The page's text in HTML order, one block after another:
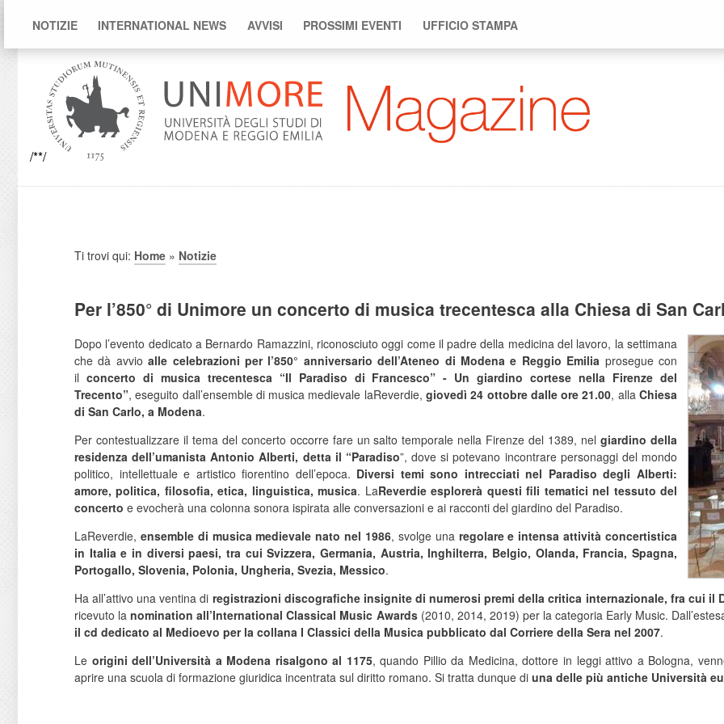
NOTIZIE INTERNATIONAL NEWS AVVISI PROSSIMI EVENTI UFFICIO STAMPA
/**/
Ti trovi qui: Home » Notizie
Per l’850° di Unimore un concerto di musica trecentesca alla Chiesa di San
Dopo l’evento dedicato a Bernardo Ramazzini, riconosciuto oggi come il padre della medicina del lavoro, la settimana
che dà avvioalle celebrazioni per l’850° anniversario dell’Ateneo di Modena e Reggio Emilia prosegue con
il concerto di musica trecentesca “Il Paradiso di Francesco” - Un giardino cortese nella Firenze del
Trecento”, eseguito dall’ensemble di musica medievale laReverdie, giovedì 24 ottobre dalle ore 21.00, allaChiesa
di San Carlo, a Modena.
Per contestualizzare il tema del concerto occorre fare un salto temporale nella Firenze del 1389, nelgiardino della
residenza dell’umanista Antonio Alberti, detta il “Paradiso”, dove si potevano incontrare personaggi del mondo
politico, intellettuale e artistico fiorentino dell’epoca. Diversi temi sono intrecciati nel Paradiso degli Alberti:
amore, politica, filosofia, etica, linguistica, musica. LaReverdie esplorerà questi fili tematici nel tessuto del
concerto e evocherà una colonna sonora ispirata alle conversazioni e ai racconti del giardino del Paradiso.
LaReverdie, ensemble di musica medievale nato nel 1986, svolge una regolare e intensa attività concertistica
in Italia e in diversi paesi, tra cui Svizzera, Germania, Austria, Inghilterra, Belgio, Olanda, Francia, Spagna,
Portogallo, Slovenia, Polonia, Ungheria, Svezia, Messico.
Ha all’attivo una ventina di registrazioni discografiche insignite di numerosi premi della critica internazionale, fra cui il
ricevuto lanomination all’International Classical Music Awards(2010, 2014, 2019) per la categoria Early Music.
il cd dedicato al Medioevo per la collana I Classici della Musica pubblicato dal Corriere della Sera nel 2007.
Le origini dell’Università a Modena risalgono al 1175, quando Pillio da Medicina, dottore in leggi attivo a Bologna,
aprire una scuola di formazione giuridica incentrata sul diritto romano. Si tratta dunque di una delle più antiche Università